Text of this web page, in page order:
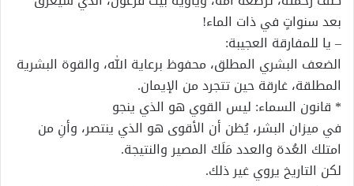
بعد سنواتٍ في ذات الماء!
– يا للمفارقة العجيبة:
الضعف البشري المطلق، محفوظ برعاية الله، والقوة البشرية
المطلقة، غارقة حين تتجرد من الإيمان.
* قانون السماء: ليس القوي هو الذي ينجو
في ميزان البشر، يُظن أن الأقوى هو الذي ينتصر، وأنِ من
امتلك العُدة والعدد مَلَكَ المصير والنتيجة.
لكن التاريخ يروي غير ذلك.